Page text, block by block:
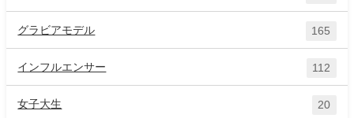
グラビアモデル 165
インフルエンサー 112
女子大生 20